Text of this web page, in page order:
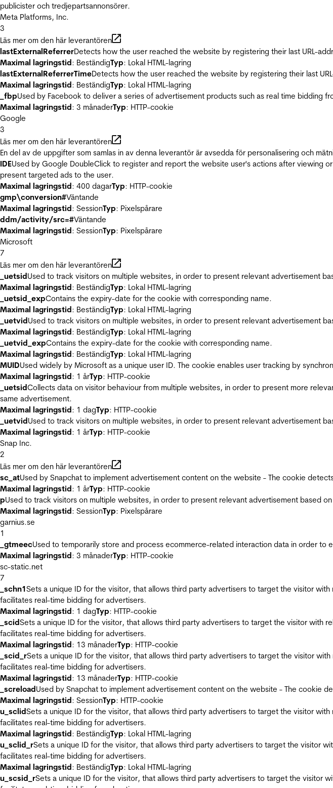
publicister och tredjepartsannonsörer.
Meta Platforms, Inc.
3
Läs mer om den här leverantören
lastExternalReferrerDetects how the user reached the website by registering their last URL-
Maximal lagringstid: BeständigTyp: Lokal HTML-lagring
lastExternalReferrerTimeDetects how the user reached the website by registering their last
Maximal lagringstid: BeständigTyp: Lokal HTML-lagring
_fbpUsed by Facebook to deliver a series of advertisement products such as real time bidding
Maximal lagringstid: 3 månaderTyp: HTTP-cookie
Google
3
Läs mer om den här leverantören
En del av de uppgifter som samlas in av denna leverantör är avsedda för personalisering och
IDEUsed by Google DoubleClick to register and report the website user's actions after viewing
present targeted ads to the user.
Maximal lagringstid: 400 dagarTyp: HTTP-cookie
gmp\conversion#Väntande
Maximal lagringstid: SessionTyp: Pixelspårare
ddm/activity/src=#Väntande
Maximal lagringstid: SessionTyp: Pixelspårare
Microsoft
7
Läs mer om den här leverantören
_uetsidUsed to track visitors on multiple websites, in order to present relevant advertisement
Maximal lagringstid: BeständigTyp: Lokal HTML-lagring
_uetsid_expContains the expiry-date for the cookie with corresponding name.
Maximal lagringstid: BeständigTyp: Lokal HTML-lagring
_uetvidUsed to track visitors on multiple websites, in order to present relevant advertisement
Maximal lagringstid: BeständigTyp: Lokal HTML-lagring
_uetvid_expContains the expiry-date for the cookie with corresponding name.
Maximal lagringstid: BeständigTyp: Lokal HTML-lagring
MUIDUsed widely by Microsoft as a unique user ID. The cookie enables user tracking by
Maximal lagringstid: 1 årTyp: HTTP-cookie
_uetsidCollects data on visitor behaviour from multiple websites, in order to present more
same advertisement.
Maximal lagringstid: 1 dagTyp: HTTP-cookie
_uetvidUsed to track visitors on multiple websites, in order to present relevant advertisement
Maximal lagringstid: 1 årTyp: HTTP-cookie
Snap Inc.
2
Läs mer om den här leverantören
sc_atUsed by Snapchat to implement advertisement content on the website - The cookie
Maximal lagringstid: 1 årTyp: HTTP-cookie
pUsed to track visitors on multiple websites, in order to present relevant advertisement based
Maximal lagringstid: SessionTyp: Pixelspårare
garnius.se
1
_gtmeecUsed to temporarily store and process ecommerce-related interaction data in order to
Maximal lagringstid: 3 månaderTyp: HTTP-cookie
sc-static.net
7
_schn1Sets a unique ID for the visitor, that allows third party advertisers to target the visitor
facilitates real-time bidding for advertisers.
Maximal lagringstid: 1 dagTyp: HTTP-cookie
_scidSets a unique ID for the visitor, that allows third party advertisers to target the visitor with
facilitates real-time bidding for advertisers.
Maximal lagringstid: 13 månaderTyp: HTTP-cookie
_scid_rSets a unique ID for the visitor, that allows third party advertisers to target the visitor
facilitates real-time bidding for advertisers.
Maximal lagringstid: 13 månaderTyp: HTTP-cookie
_screloadUsed by Snapchat to implement advertisement content on the website - The cookie
Maximal lagringstid: SessionTyp: HTTP-cookie
u_sclidSets a unique ID for the visitor, that allows third party advertisers to target the visitor
facilitates real-time bidding for advertisers.
Maximal lagringstid: BeständigTyp: Lokal HTML-lagring
u_sclid_rSets a unique ID for the visitor, that allows third party advertisers to target the visitor
facilitates real-time bidding for advertisers.
Maximal lagringstid: BeständigTyp: Lokal HTML-lagring
u_scsid_rSets a unique ID for the visitor, that allows third party advertisers to target the visitor